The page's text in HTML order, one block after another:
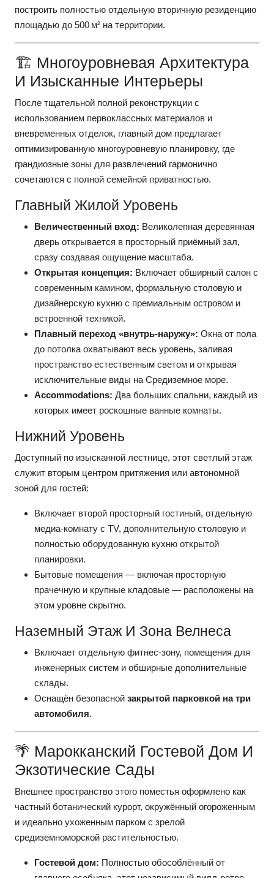
построить полностью отдельную вторичную резиденцию
площадью до 500 м² на территории.
🏗️ Многоуровневая Архитектура
И Изысканные Интерьеры
После тщательной полной реконструкции с
использованием первоклассных материалов и
вневременных отделок, главный дом предлагает
оптимизированную многоуровневую планировку, где
грандиозные зоны для развлечений гармонично
сочетаются с полной семейной приватностью.
Главный Жилой Уровень
Величественный вход: Великолепная деревянная
дверь открывается в просторный приёмный зал,
сразу создавая ощущение масштаба.
Открытая концепция: Включает обширный салон с
современным камином, формальную столовую и
дизайнерскую кухню с премиальным островом и
встроенной техникой.
Плавный переход «внутрь‑наружу»: Окна от пола
до потолка охватывают весь уровень, заливая
пространство естественным светом и открывая
исключительные виды на Средиземное море.
Accommodations: Два больших спальни, каждый из
которых имеет роскошные ванные комнаты.
Нижний Уровень
Доступный по изысканной лестнице, этот светлый этаж
служит вторым центром притяжения или автономной
зоной для гостей:
Включает второй просторный гостиный, отдельную
медиа-комнату с TV, дополнительную столовую и
полностью оборудованную кухню открытой
планировки.
Бытовые помещения — включая просторную
прачечную и крупные кладовые — расположены на
этом уровне скрытно.
Наземный Этаж И Зона Велнеса
Включает отдельную фитнес-зону, помещения для
инженерных систем и обширные дополнительные
склады.
Оснащён безопасной закрытой парковкой на три
автомобиля.
🌴 Марокканский Гостевой Дом И
Экзотические Сады
Внешнее пространство этого поместья оформлено как
частный ботанический курорт, окружённый огороженным
и идеально ухоженным парком с зрелой
средиземноморской растительностью.
Гостевой дом: Полностью обособлённый от